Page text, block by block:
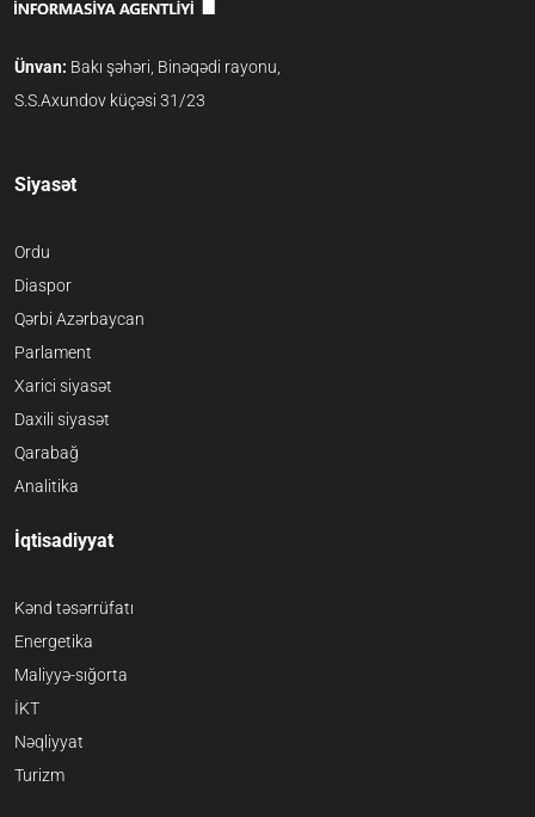
Ünvan: Bakı şəhəri, Binəqədi rayonu,
S.S.Axundov küçəsi 31/23
Siyasət
Ordu
Diaspor
Qərbi Azərbaycan
Parlament
Xarici siyasət
Daxili siyasət
Qarabağ
Analitika
İqtisadiyyat
Kənd təsərrüfatı
Energetika
Maliyyə-sığorta
İKT
Nəqliyyat
Turizm